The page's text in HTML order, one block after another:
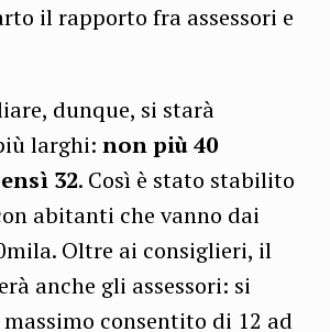
il rapporto fra assessori e
dunque, si starà
larghi: non più 40
32. Così è stato stabilito
abitanti che vanno dai
Oltre ai consiglieri, il
anche gli assessori: si
consentito di 12 ad